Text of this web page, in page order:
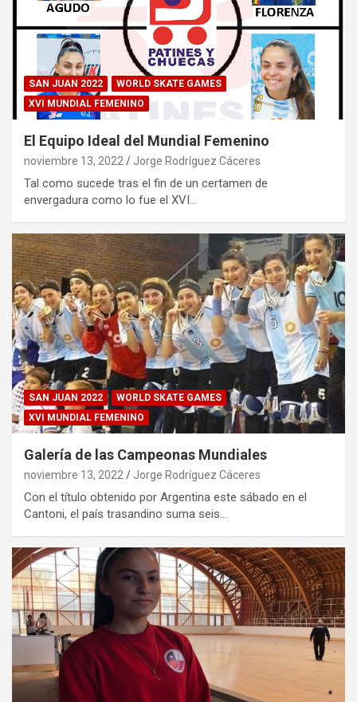
SAN JUAN 2022
WORLD SKATE GAMES
XVI MUNDIAL FEMENINO
El Equipo Ideal del Mundial Femenino
noviembre 13, 2022 Jorge Rodríguez Cáceres
Tal como sucede tras el fin de un certamen de
envergadura como lo fue el XVI…
SAN JUAN 2022
WORLD SKATE GAMES
XVI MUNDIAL FEMENINO
Galería de las Campeonas Mundiales
noviembre 13, 2022 Jorge Rodríguez Cáceres
Con el título obtenido por Argentina este sábado en el
Cantoni, el país trasandino suma seis…